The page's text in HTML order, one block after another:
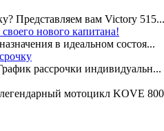
Представляем вам Victory 515...
нового капитана!
в идеальном состоя...
рассрочки индивидуальн...
мотоцикл KOVE